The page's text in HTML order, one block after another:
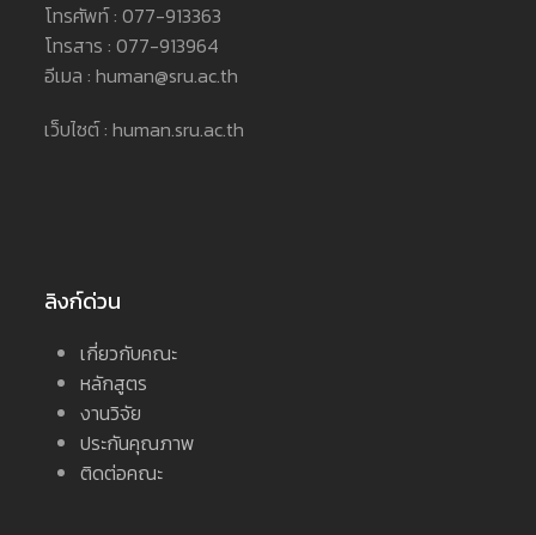
โทรศัพท์ : 077-913363
โทรสาร : 077-913964
อีเมล : human@sru.ac.th
เว็บไซต์ : human.sru.ac.th
ลิงก์ด่วน
เกี่ยวกับคณะ
หลักสูตร
งานวิจัย
ประกันคุณภาพ
ติดต่อคณะ